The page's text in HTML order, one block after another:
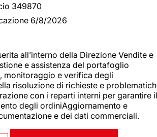
349870
6/8/2026
all’interno della Direzione Vendite e
e assistenza del portafoglio
monitoraggio e verifica degli
risoluzione di richieste e
con i reparti interni per garantire il
degli ordiniAggiornamento e
e dei dati commerciali.